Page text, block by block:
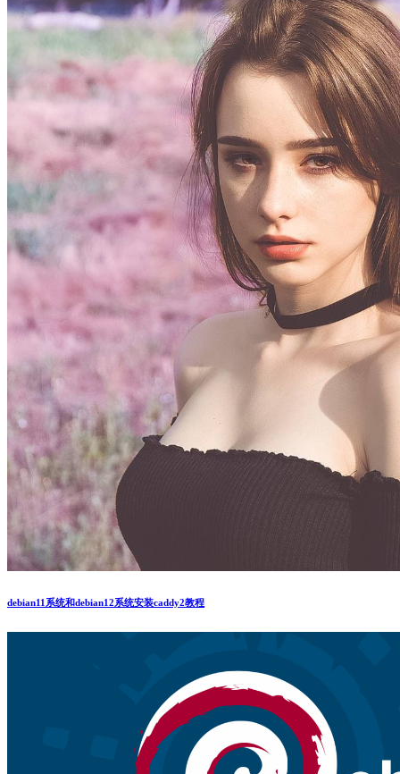
debian11系统和debian12系统安装caddy2教程